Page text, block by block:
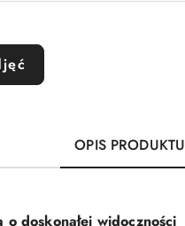
OPIS PRODUKTU
doskonałej widoczności